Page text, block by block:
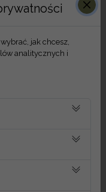
jak chcesz,
analitycznych i